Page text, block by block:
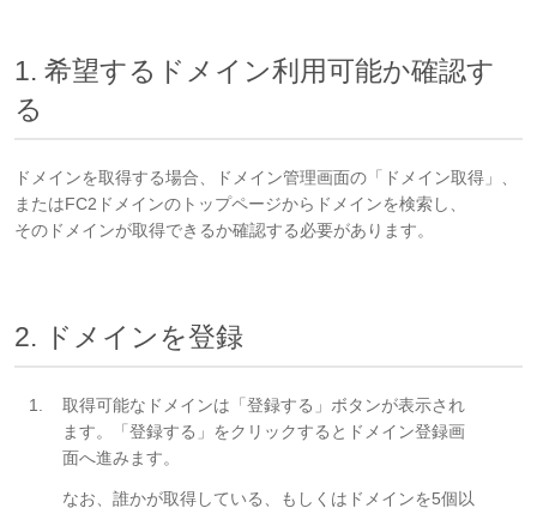
1. 希望するドメイン利用可能か確認す
る
ドメインを取得する場合、ドメイン管理画面の「ドメイン取得」、
またはFC2ドメインのトップページからドメインを検索し、
そのドメインが取得できるか確認する必要があります。
2. ドメインを登録
取得可能なドメインは「登録する」ボタンが表示され
ます。「登録する」をクリックするとドメイン登録画
面へ進みます。
なお、誰かが取得している、もしくはドメインを5個以